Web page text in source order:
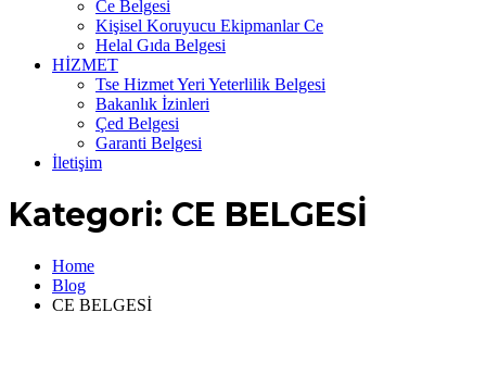
Ce Belgesi
Kişisel Koruyucu Ekipmanlar Ce
Helal Gıda Belgesi
HİZMET
Tse Hizmet Yeri Yeterlilik Belgesi
Bakanlık İzinleri
Çed Belgesi
Garanti Belgesi
İletişim
Kategori: CE BELGESİ
Home
Blog
CE BELGESİ